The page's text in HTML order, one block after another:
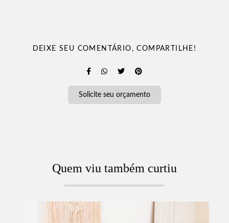
DEIXE SEU COMENTÁRIO, COMPARTILHE!
Solicite seu orçamento
Quem viu também curtiu